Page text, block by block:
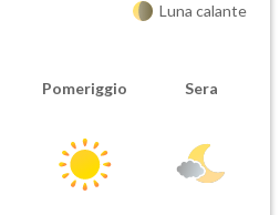
Luna calante
Pomeriggio Sera